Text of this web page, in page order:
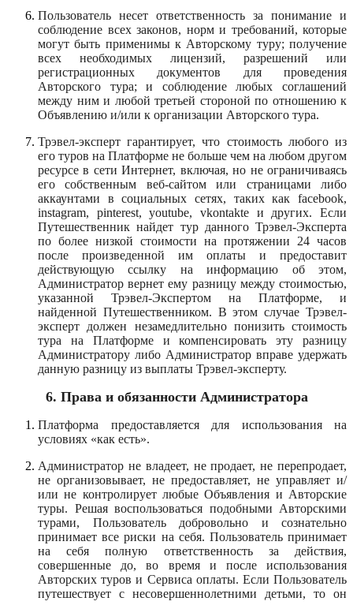
Пользователь несет ответственность за понимание и
соблюдение всех законов, норм и требований, которые
могут быть применимы к Авторскому туру; получение
всех необходимых лицензий, разрешений или
регистрационных документов для проведения
Авторского тура; и соблюдение любых соглашений
между ним и любой третьей стороной по отношению к
Объявлению и/или к организации Авторского тура.
Трэвел-эксперт гарантирует, что стоимость любого из
его туров на Платформе не больше чем на любом другом
ресурсе в сети Интернет, включая, но не ограничиваясь
его собственным веб-сайтом или страницами либо
аккаунтами в социальных сетях, таких как facebook,
instagram, pinterest, youtube, vkontakte и других. Если
Путешественник найдет тур данного Трэвел-Эксперта
по более низкой стоимости на протяжении 24 часов
после произведенной им оплаты и предоставит
действующую ссылку на информацию об этом,
Администратор вернет ему разницу между стоимостью,
указанной Трэвел-Экспертом на Платформе, и
найденной Путешественником. В этом случае Трэвел-
эксперт должен незамедлительно понизить стоимость
тура на Платформе и компенсировать эту разницу
Администратору либо Администратор вправе удержать
данную разницу из выплаты Трэвел-эксперту.
6. Права и обязанности Администратора
Платформа предоставляется для использования на
условиях «как есть».
Администратор не владеет, не продает, не перепродает,
не организовывает, не предоставляет, не управляет и/
или не контролирует любые Объявления и Авторские
туры. Решая воспользоваться подобными Авторскими
турами, Пользователь добровольно и сознательно
принимает все риски на себя. Пользователь принимает
на себя полную ответственность за действия,
совершенные до, во время и после использования
Авторских туров и Сервиса оплаты. Если Пользователь
путешествует с несовершеннолетними детьми, то он